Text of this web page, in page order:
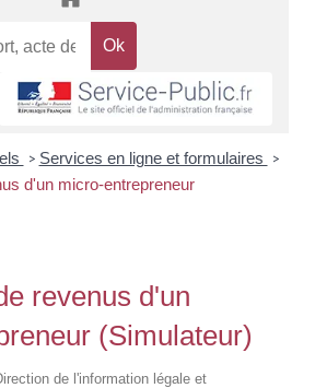
> Services en ligne et formulaires >
d'un micro-entrepreneur
revenus d'un
(Simulateur)
de l'information légale et